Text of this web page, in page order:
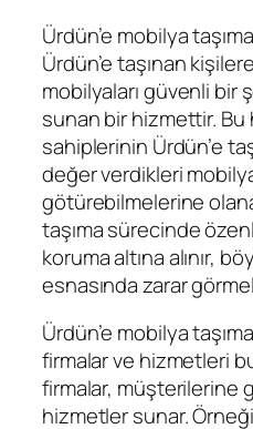
Ürdün’e mobilya
Ürdün’e taşınan
mobilyaları güvenli bir
sunan bir hizmettir. Bu
sahiplerinin Ürdün’e
değer verdikleri
götürebilmelerine
taşıma sürecinde
koruma altına alınır,
esnasında zarar
Ürdün’e mobilya
firmalar ve hizmetleri
firmalar, müşterilerine
hizmetler sunar.